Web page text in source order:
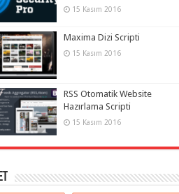
15 Kasım 2016
Maxima Dizi Scripti
15 Kasım 2016
RSS Otomatik Website
Hazırlama Scripti
15 Kasım 2016